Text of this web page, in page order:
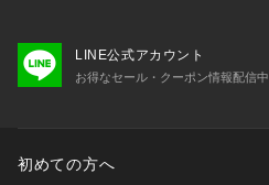
LINE公式アカウント
お得なセール・クーポン情報配信中
初めての方へ